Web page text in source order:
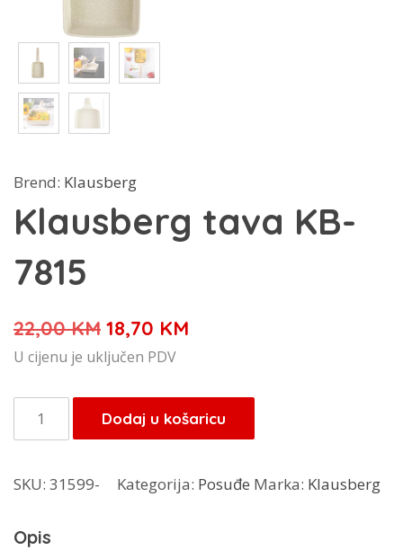
Brend: Klausberg
Klausberg tava KB-
7815
22,00KM Izvorna
cijena
je:
22,00 KM.
18,70 KM
18,70 KM.
U cijenu je uključen PDV
Klausberg
tava
7815
Dodaj u košaricu
SKU: 31599- Kategorija: Posuđe Marka: Klausberg
Opis